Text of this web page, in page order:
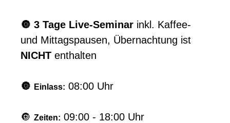
🔘 3 Tage Live-Seminar inkl. Kaffee-
und Mittagspausen, Übernachtung ist
NICHT enthalten
🔘 Einlass: 08:00 Uhr
🔘 Zeiten: 09:00 - 18:00 Uhr